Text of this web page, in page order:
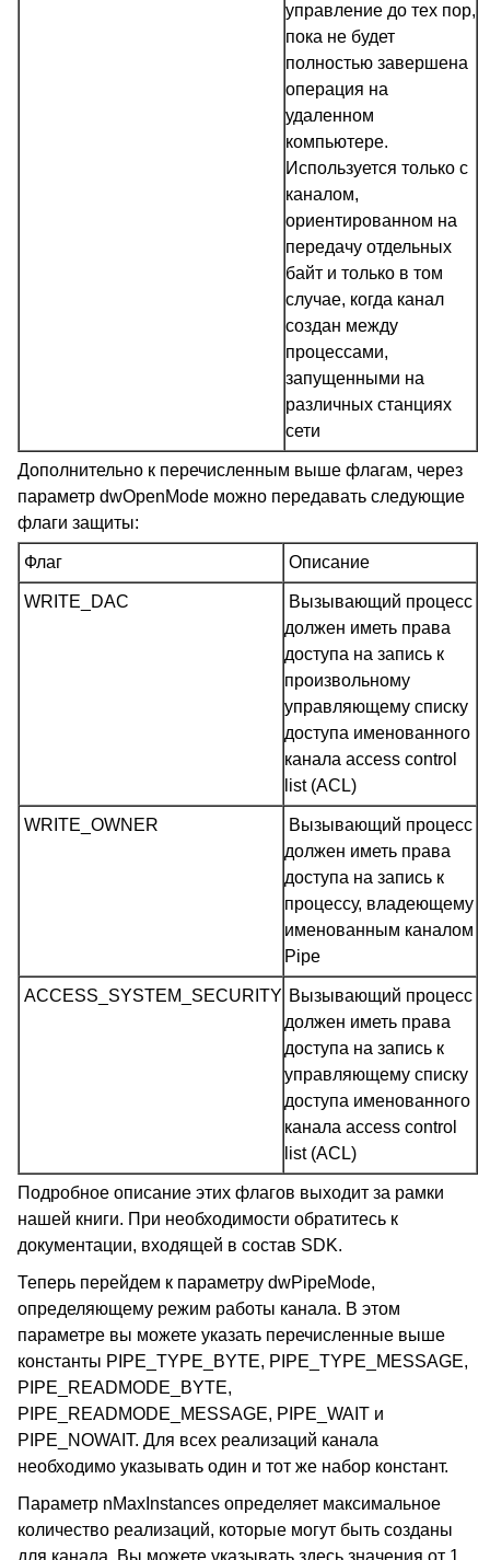
управление до тех пор,
пока не будет
полностью завершена
операция на
удаленном
компьютере.
Используется только с
каналом,
ориентированном на
передачу отдельных
байт и только в том
случае, когда канал
создан между
процессами,
запущенными на
различных станциях
сети
Дополнительно к перечисленным выше флагам, через
параметр dwOpenMode можно передавать следующие
флаги защиты:
Флаг Описание
WRITE_DAC
Вызывающий процесс
должен иметь права
доступа на запись к
произвольному
управляющему списку
доступа именованного
канала access control
list (ACL)
WRITE_OWNER
Вызывающий процесс
должен иметь права
доступа на запись к
процессу, владеющему
именованным каналом
Pipe
ACCESS_SYSTEM_SECURITY Вызывающий процесс
должен иметь права
доступа на запись к
управляющему списку
доступа именованного
канала access control
list (ACL)
Подробное описание этих флагов выходит за рамки
нашей книги. При необходимости обратитесь к
документации, входящей в состав SDK.
Теперь перейдем к параметру dwPipeMode,
определяющему режим работы канала. В этом
параметре вы можете указать перечисленные выше
константы PIPE_TYPE_BYTE, PIPE_TYPE_MESSAGE,
PIPE_READMODE_BYTE,
PIPE_READMODE_MESSAGE, PIPE_WAIT и
PIPE_NOWAIT. Для всех реализаций канала
необходимо указывать один и тот же набор констант.
Параметр nMaxInstances определяет максимальное
количество реализаций, которые могут быть созданы